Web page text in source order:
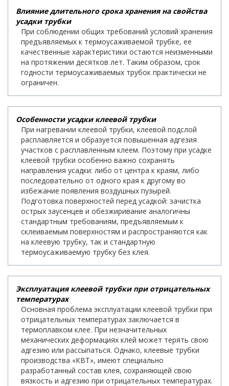
Влияние длительного срока хранения на свойства
усадки трубки
При соблюдении общих требований условий хранения
предъявляемых к термоусаживаемой трубке, ее
качественные характеристики остаются неизменными
на протяжении десятков лет. Таким образом, срок
годности термоусаживаемых трубок практически не
ограничен.
Особенности усадки клеевой трубки
При нагревании клеевой трубки, клеевой подслой
расплавляется и образуется повышенная адгезия
участков с расплавленным клеем. Поэтому при усадке
клеевой трубки особенно важно сохранять
направления усадки: либо от центра к краям, либо
последовательно от одного края к другому во
избежание появления воздушных пузырей.
Подготовка поверхностей перед усадкой: зачистка
острых заусенцев и обезжиривание аналогичны
стандартным требованиям, предъявляемым к
склеиваемым поверхностям и распространяются как
на клеевую трубку, так и стандартную
термоусаживаемую трубку без клея.
Эксплуатация клеевой трубки при отрицательных
температурах
Основная проблема эксплуатации клеевой трубки при
отрицательных температурах заключается в
термоплавком клее. При незначительных
механических деформациях клей может терять свою
адгезию или рассыпаться. Однако, клеевые трубки
производства «КВТ», имеют специально
разработанный состав клея, сохраняющей свою
вязкость и адгезию при отрицательных температурах.